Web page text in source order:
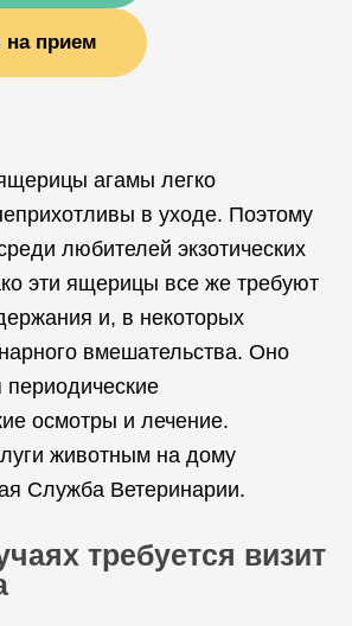
на прием
агамы легко
в уходе. Поэтому
любителей экзотических
эти ящерицы все же требуют
и, в некоторых
вмешательства. Оно
периодические
осмотры и лечение.
животным на дому
Служба Ветеринарии.
требуется визит